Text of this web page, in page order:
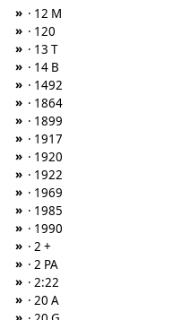
» · 12 M
» · 120
» · 13 T
» · 14 B
» · 1492
» · 1864
» · 1899
» · 1917
» · 1920
» · 1922
» · 1969
» · 1985
» · 1990
» · 2 +
» · 2 PA
» · 2:22
» · 20 A